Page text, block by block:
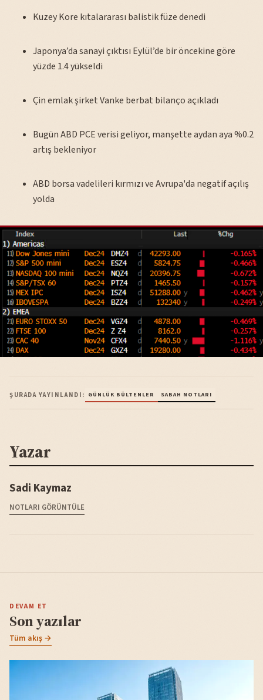
Kuzey Kore kıtalararası balistik füze denedi
Japonya’da sanayi çıktısı Eylül’de bir öncekine göre
yüzde 1.4 yükseldi
Çin emlak şirket Vanke berbat bilanço açıkladı
Bugün ABD PCE verisi geliyor, manşette aydan aya %0.2
artış bekleniyor
ABD borsa vadelileri kırmızı ve Avrupa'da negatif açılış
yolda
ŞURADA YAYINLANDI: GÜNLÜK BÜLTENLER SABAH NOTLARI
Yazar
Sadi Kaymaz
NOTLARI GÖRÜNTÜLE
DEVAM ET
Son yazılar
Tüm akış →